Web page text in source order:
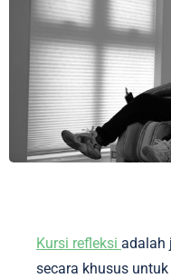
Kursi refleksi adalah
secara khusus